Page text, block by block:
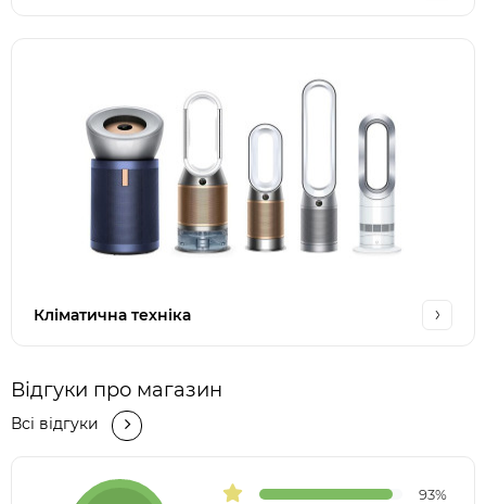
Кліматична техніка
Відгуки про магазин
Всі відгуки
93%